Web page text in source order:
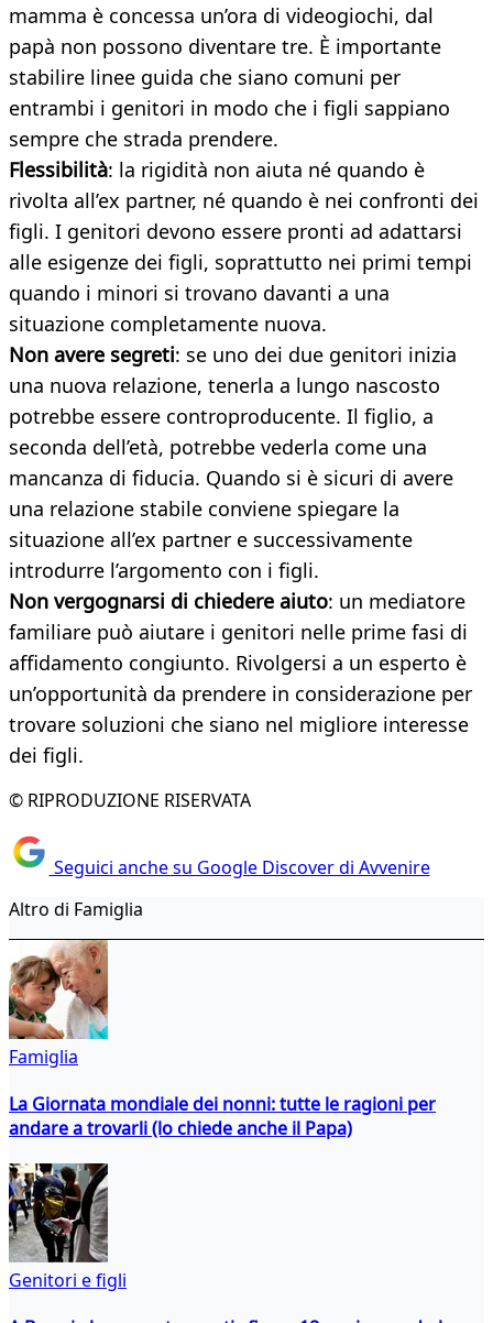
mamma è concessa un’ora di videogiochi, dal
papà non possono diventare tre. È importante
stabilire linee guida che siano comuni per
entrambi i genitori in modo che i figli sappiano
sempre che strada prendere.
Flessibilità: la rigidità non aiuta né quando è
rivolta all’ex partner, né quando è nei confronti dei
figli. I genitori devono essere pronti ad adattarsi
alle esigenze dei figli, soprattutto nei primi tempi
quando i minori si trovano davanti a una
situazione completamente nuova.
Non avere segreti: se uno dei due genitori inizia
una nuova relazione, tenerla a lungo nascosto
potrebbe essere controproducente. Il figlio, a
seconda dell’età, potrebbe vederla come una
mancanza di fiducia. Quando si è sicuri di avere
una relazione stabile conviene spiegare la
situazione all’ex partner e successivamente
introdurre l’argomento con i figli.
Non vergognarsi di chiedere aiuto: un mediatore
familiare può aiutare i genitori nelle prime fasi di
affidamento congiunto. Rivolgersi a un esperto è
un’opportunità da prendere in considerazione per
trovare soluzioni che siano nel migliore interesse
dei figli.
© RIPRODUZIONE RISERVATA
Seguici anche su Google Discover di Avvenire
Altro di Famiglia
Famiglia
La Giornata mondiale dei nonni: tutte le ragioni per
andare a trovarli (lo chiede anche il Papa)
Genitori e figli